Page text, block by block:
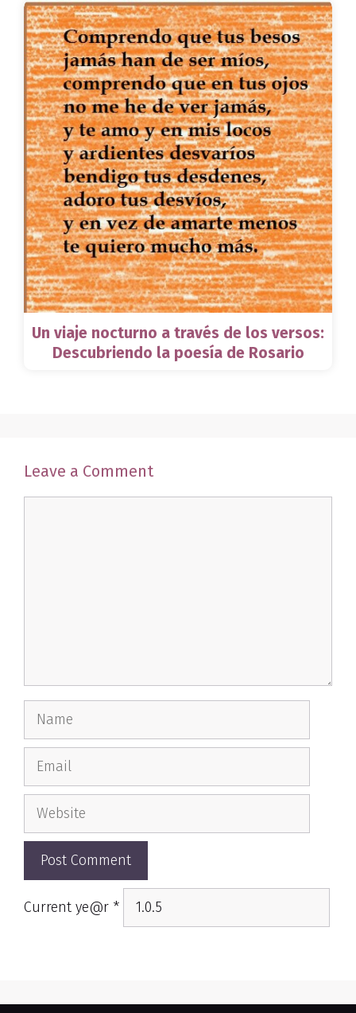
Un viaje nocturno a través de los versos:
Descubriendo la poesía de Rosario
Leave a Comment
Name
Email
Website
Current ye@r *